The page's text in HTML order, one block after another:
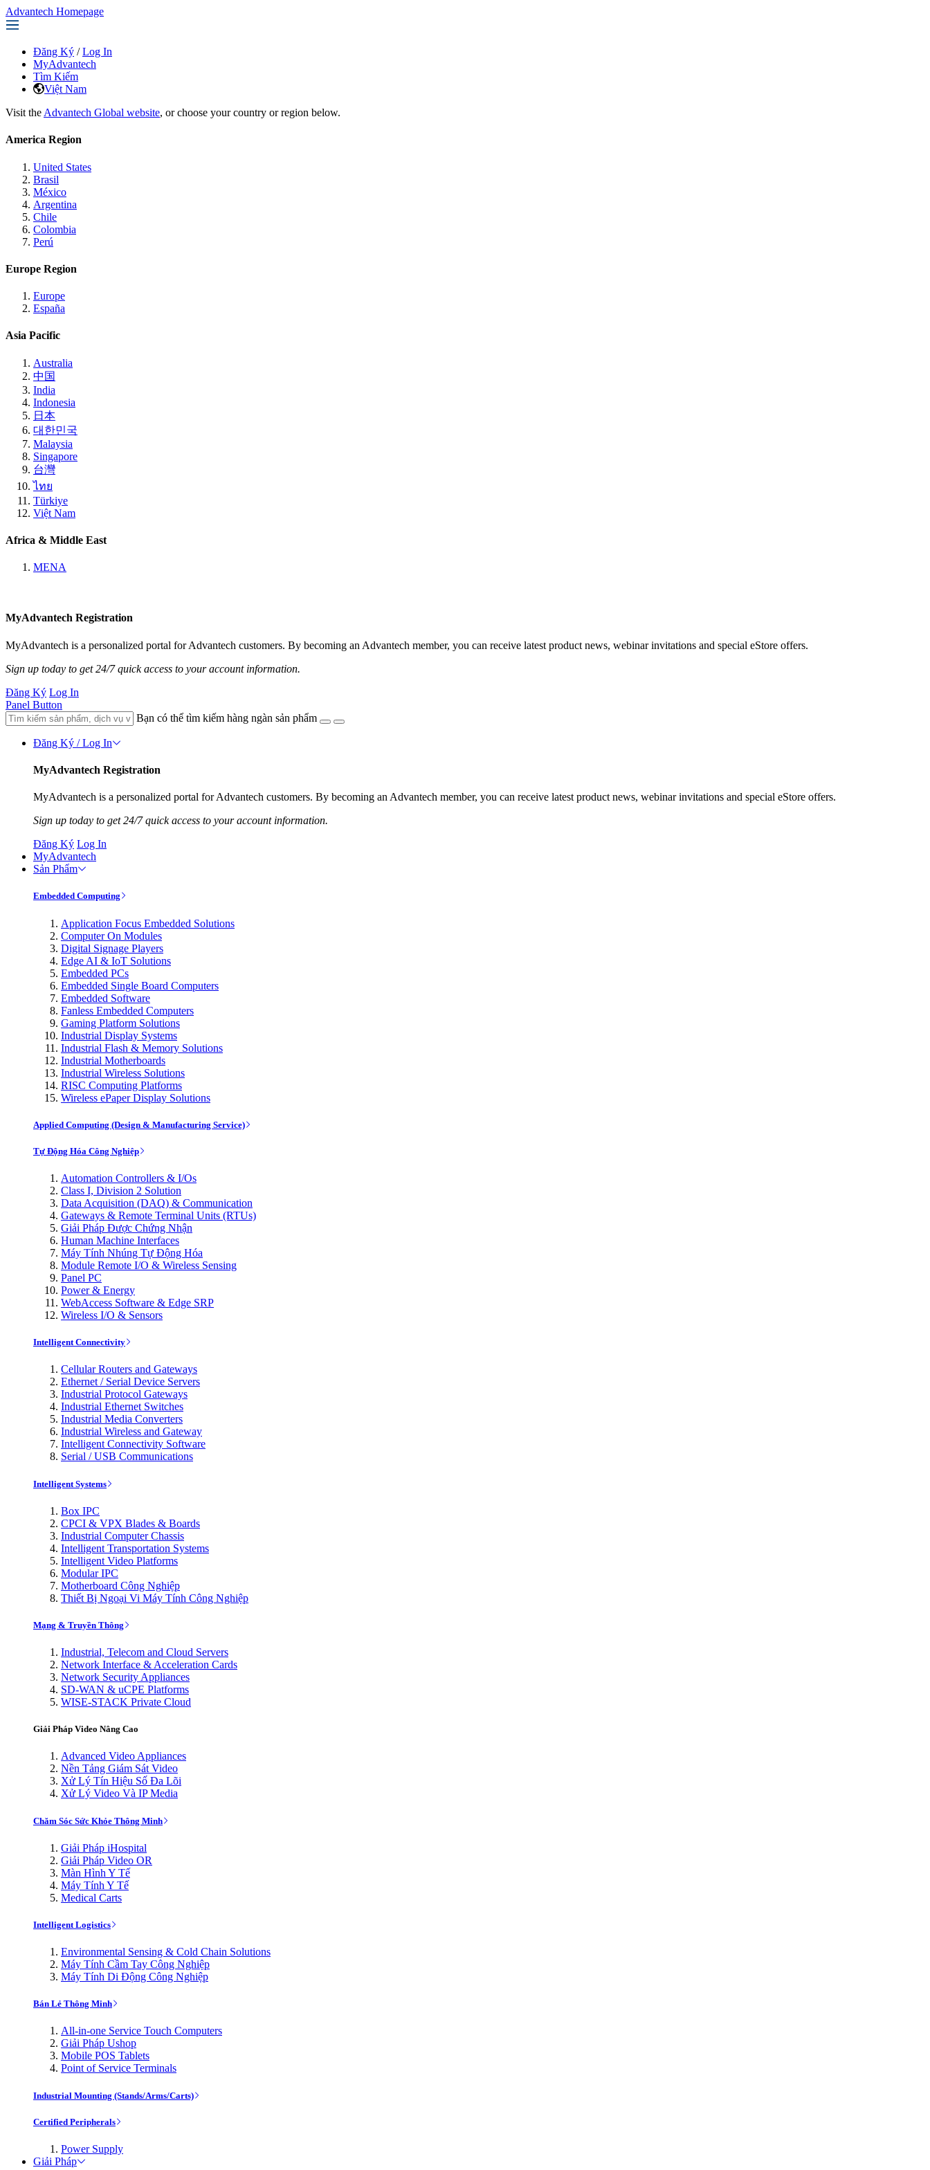
Advantech Homepage
Đăng Ký / Log In
MyAdvantech
Tìm Kiếm
Việt Nam
Visit the Advantech Global website, or choose your country or region below.
America Region
United States
Brasil
México
Argentina
Chile
Colombia
Perú
Europe Region
Europe
España
Asia Pacific
Australia
中国
India
Indonesia
日本
대한민국
Malaysia
Singapore
台灣
ไทย
Türkiye
Việt Nam
Africa & Middle East
MENA
MyAdvantech Registration
MyAdvantech is a personalized portal for Advantech customers. By becoming an Advantech member, you can receive latest product news, webinar invitations and special eStore offers.
Sign up today to get 24/7 quick access to your account information.
Đăng Ký Log In
Panel Button
Bạn có thể tìm kiếm hàng ngàn sản phẩm
Đăng Ký / Log In
MyAdvantech Registration
MyAdvantech is a personalized portal for Advantech customers. By becoming an Advantech member, you can receive latest product news, webinar invitations and special eStore offers.
Sign up today to get 24/7 quick access to your account information.
Đăng Ký Log In
MyAdvantech
Sản Phẩm
Embedded Computing
Application Focus Embedded Solutions
Computer On Modules
Digital Signage Players
Edge AI & IoT Solutions
Embedded PCs
Embedded Single Board Computers
Embedded Software
Fanless Embedded Computers
Gaming Platform Solutions
Industrial Display Systems
Industrial Flash & Memory Solutions
Industrial Motherboards
Industrial Wireless Solutions
RISC Computing Platforms
Wireless ePaper Display Solutions
Applied Computing (Design & Manufacturing Service)
Tự Động Hóa Công Nghiệp
Automation Controllers & I/Os
Class I, Division 2 Solution
Data Acquisition (DAQ) & Communication
Gateways & Remote Terminal Units (RTUs)
Giải Pháp Được Chứng Nhận
Human Machine Interfaces
Máy Tính Nhúng Tự Động Hóa
Module Remote I/O & Wireless Sensing
Panel PC
Power & Energy
WebAccess Software & Edge SRP
Wireless I/O & Sensors
Intelligent Connectivity
Cellular Routers and Gateways
Ethernet / Serial Device Servers
Industrial Protocol Gateways
Industrial Ethernet Switches
Industrial Media Converters
Industrial Wireless and Gateway
Intelligent Connectivity Software
Serial / USB Communications
Intelligent Systems
Box IPC
CPCI & VPX Blades & Boards
Industrial Computer Chassis
Intelligent Transportation Systems
Intelligent Video Platforms
Modular IPC
Motherboard Công Nghiệp
Thiết Bị Ngoại Vi Máy Tính Công Nghiệp
Mạng & Truyền Thông
Industrial, Telecom and Cloud Servers
Network Interface & Acceleration Cards
Network Security Appliances
SD-WAN & uCPE Platforms
WISE-STACK Private Cloud
Giải Pháp Video Nâng Cao
Advanced Video Appliances
Nền Tảng Giám Sát Video
Xử Lý Tín Hiệu Số Đa Lõi
Xử Lý Video Và IP Media
Chăm Sóc Sức Khỏe Thông Minh
Giải Pháp iHospital
Giải Pháp Video OR
Màn Hình Y Tế
Máy Tính Y Tế
Medical Carts
Intelligent Logistics
Environmental Sensing & Cold Chain Solutions
Máy Tính Cầm Tay Công Nghiệp
Máy Tính Di Động Công Nghiệp
Bán Lẻ Thông Minh
All-in-one Service Touch Computers
Giải Pháp Ushop
Mobile POS Tablets
Point of Service Terminals
Industrial Mounting (Stands/Arms/Carts)
Certified Peripherals
Power Supply
Giải Pháp